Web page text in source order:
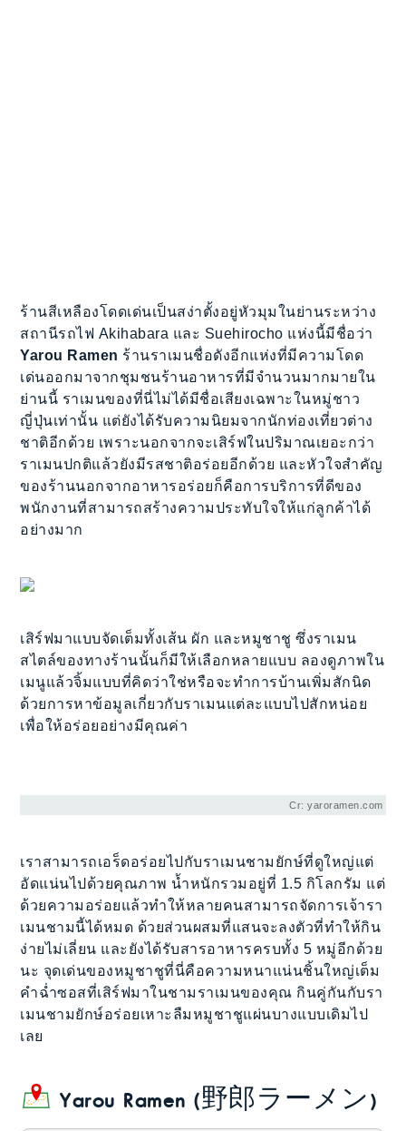
ร้านสีเหลืองโดดเด่นเป็นสง่าตั้งอยู่หัวมุมในย่านระหว่าง
สถานีรถไฟ Akihabara และ Suehirocho แห่งนี้มีชื่อว่า
Yarou Ramen ร้านราเมนชื่อดังอีกแห่งที่มีความโดด
เด่นออกมาจากชุมชนร้านอาหารที่มีจำนวนมากมายใน
ย่านนี้ ราเมนของที่นี่ไม่ได้มีชื่อเสียงเฉพาะในหมู่ชาว
ญี่ปุ่นเท่านั้น แต่ยังได้รับความนิยมจากนักท่องเที่ยวต่าง
ชาติอีกด้วย เพราะนอกจากจะเสิร์ฟในปริมาณเยอะกว่า
ราเมนปกติแล้วยังมีรสชาติอร่อยอีกด้วย และหัวใจสำคัญ
ของร้านนอกจากอาหารอร่อยก็คือการบริการที่ดีของ
พนักงานที่สามารถสร้างความประทับใจให้แก่ลูกค้าได้
อย่างมาก
เสิร์ฟมาแบบจัดเต็มทั้งเส้น ผัก และหมูชาชู ซึ่งราเมน
สไตล์ของทางร้านนั้นก็มีให้เลือกหลายแบบ ลองดูภาพใน
เมนูแล้วจิ้มแบบที่คิดว่าใช่หรือจะทำการบ้านเพิ่มสักนิด
ด้วยการหาข้อมูลเกี่ยวกับราเมนแต่ละแบบไปสักหน่อย
เพื่อให้อร่อยอย่างมีคุณค่า
Cr: yaroramen.com
เราสามารถเอร็ดอร่อยไปกับราเมนชามยักษ์ที่ดูใหญ่แต่
อัดแน่นไปด้วยคุณภาพ น้ำหนักรวมอยู่ที่ 1.5 กิโลกรัม แต่
ด้วยความอร่อยแล้วทำให้หลายคนสามารถจัดการเจ้ารา
เมนชามนี้ได้หมด ด้วยส่วนผสมที่แสนจะลงตัวที่ทำให้กิน
ง่ายไม่เลี่ยน และยังได้รับสารอาหารครบทั้ง 5 หมู่อีกด้วย
นะ จุดเด่นของหมูชาชูที่นี่คือความหนาแน่นชิ้นใหญ่เต็ม
คำฉ่ำซอสที่เสิร์ฟมาในชามราเมนของคุณ กินคู่กันกับรา
เมนชามยักษ์อร่อยเหาะลืมหมูชาชูแผ่นบางแบบเดิมไป
เลย
Yarou Ramen (野郎ラーメン)